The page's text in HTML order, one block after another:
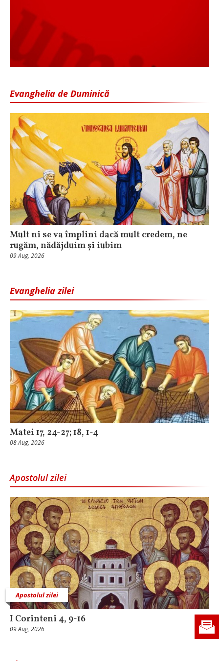
Evanghelia de Duminică
Mult ni se va împlini dacă mult credem, ne
rugăm, nădăjduim și iubim
09 Aug, 2026
Evanghelia zilei
Matei 17, 24-27; 18, 1-4
08 Aug, 2026
Apostolul zilei
Apostolul zilei
I Corinteni 4, 9-16
09 Aug, 2026